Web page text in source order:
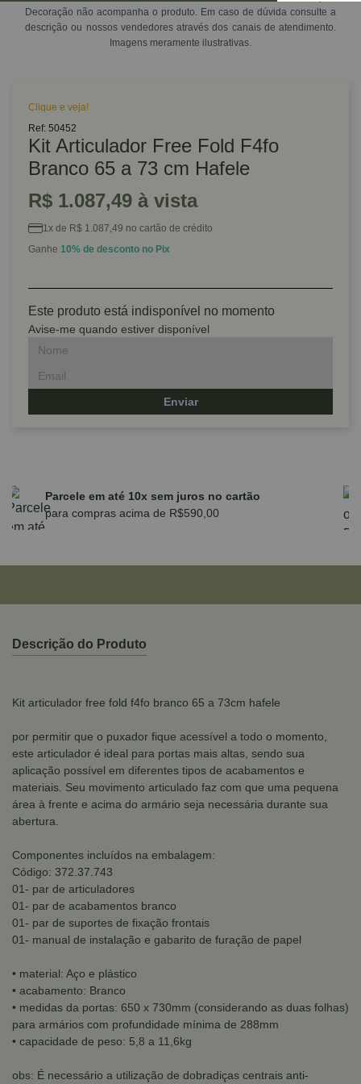
Decoração não acompanha o produto. Em caso de dúvida consulte a
descrição ou nossos vendedores através dos canais de atendimento.
Imagens meramente ilustrativas.
Clique e veja!
Ref: 50452
Kit Articulador Free Fold F4fo
Branco 65 a 73 cm Hafele
R$ 1.087,49 à vista
1x de R$ 1.087,49 no cartão de crédito
Ganhe 10% de desconto no Pix
Este produto está indisponível no momento
Avise-me quando estiver disponível
Enviar
Parcele em até 10x sem juros no cartão
para compras acima de R$590,00
Descrição do Produto
Kit articulador free fold f4fo branco 65 a 73cm hafele
por permitir que o puxador fique acessível a todo o momento,
este articulador é ideal para portas mais altas, sendo sua
aplicação possível em diferentes tipos de acabamentos e
materiais. Seu movimento articulado faz com que uma pequena
área à frente e acima do armário seja necessária durante sua
abertura.
Componentes incluídos na embalagem:
Código: 372.37.743
01- par de articuladores
01- par de acabamentos branco
01- par de suportes de fixação frontais
01- manual de instalação e gabarito de furação de papel
• material: Aço e plástico
• acabamento: Branco
• medidas da portas: 650 x 730mm (considerando as duas folhas)
para armários com profundidade mínima de 288mm
• capacidade de peso: 5,8 a 11,6kg
obs: É necessário a utilização de dobradiças centrais anti-